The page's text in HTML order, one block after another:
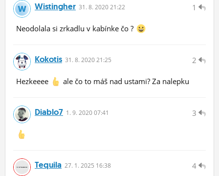
1
Wistingher 31. 8. 2020 21:22
Neodolala si zrkadlu v kabínke čo ?
2
Kokotis 31. 8. 2020 21:25
Hezkeeee ale čo to máš nad ustami? Za nalepku
3
Diablo7 1. 9. 2020 07:41
4
Tequila 27. 1. 2025 16:38